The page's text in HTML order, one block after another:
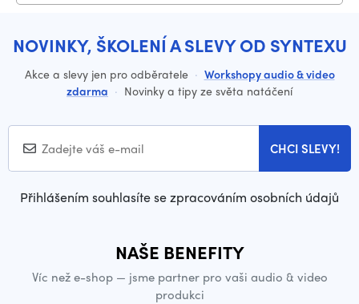
NOVINKY, ŠKOLENÍ A SLEVY OD SYNTEXU
Akce a slevy jen pro odběratele · Workshopy audio & video
zdarma · Novinky a tipy ze světa natáčení
CHCI SLEVY!
Přihlášením souhlasíte se zpracováním osobních údajů
NAŠE BENEFITY
Víc než e-shop — jsme partner pro vaši audio & video
produkci